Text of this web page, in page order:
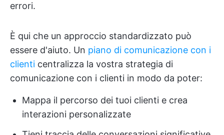
errori.
È qui che un approccio standardizzato può
essere d'aiuto. Un piano di comunicazione con i
clienti centralizza la vostra strategia di
comunicazione con i clienti in modo da poter:
Mappa il percorso dei tuoi clienti e crea
interazioni personalizzate